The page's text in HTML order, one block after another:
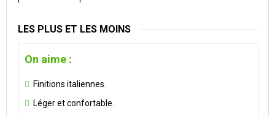
LES PLUS ET LES MOINS
On aime :
Finitions italiennes.
Léger et confortable.